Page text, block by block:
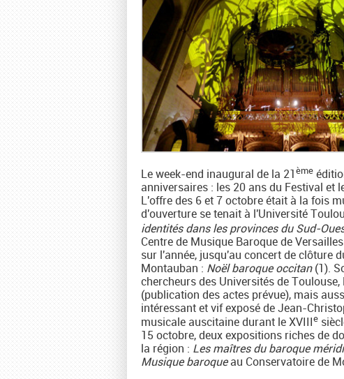
Le week-end inaugural de la 21ème
anniversaires : les 20 ans du Festival et
L'offre des 6 et 7 octobre était à la fois
d'ouverture se tenait à l'Université
identités dans les provinces du Sud-
Centre de Musique Baroque de
sur l'année, jusqu'au concert de clôture
Montauban : Noël baroque occitan(1).
chercheurs des Universités de
(publication des actes prévue), mais
intéressant et vif exposé de Jean-
musicale auscitaine durant le XVIIIe
15 octobre, deux expositions riches de
la région : Les maîtres du baroque
Musique baroqueau Conservatoire de